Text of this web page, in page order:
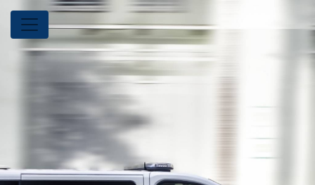
Panneau de gestion des cookies